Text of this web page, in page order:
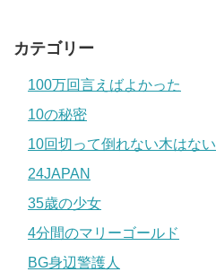
カテゴリー
100万回言えばよかった
10の秘密
10回切って倒れない木はない
24JAPAN
35歳の少女
4分間のマリーゴールド
BG身辺警護人